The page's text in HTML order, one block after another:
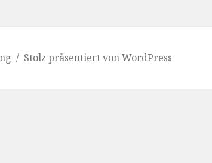
Stolz präsentiert von WordPress